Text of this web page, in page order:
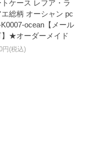
トケース レフア・ラ
エ総柄 オーシャン pc
ocean【メール
】★オーダーメイド
円(税込)